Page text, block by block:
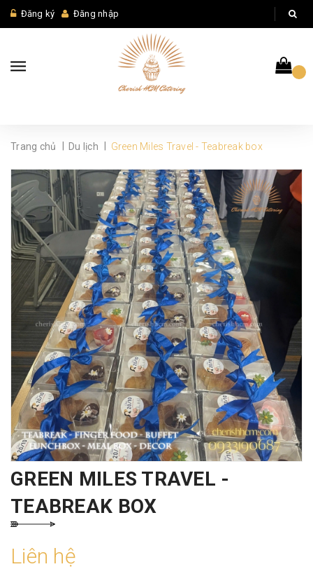
Đăng ký Đăng nhập
Trang chủ Du lịch Green Miles Travel - Teabreak box
GREEN MILES TRAVEL -
TEABREAK BOX
Liên hệ